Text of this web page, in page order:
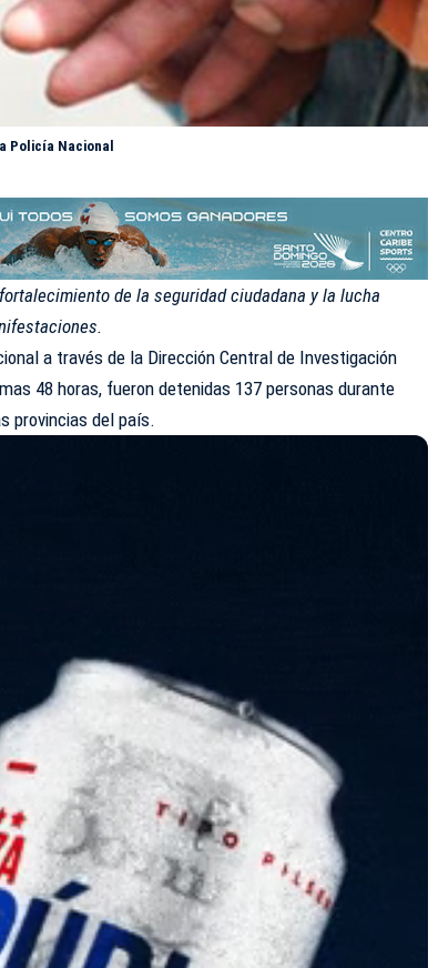
Policía Nacional
de la seguridad ciudadana y la lucha
a través de la Dirección Central de Investigación
48 horas, fueron detenidas 137 personas durante
provincias del país.